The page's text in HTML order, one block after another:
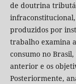
de doutrina
produzidos por
trabalho examina
consumo no
anterior e os
Posteriormente,